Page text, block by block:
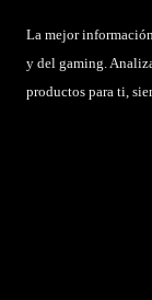
La mejor
y del gaming.
productos para ti,